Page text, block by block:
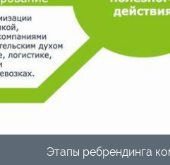
Этапы ребрендинга